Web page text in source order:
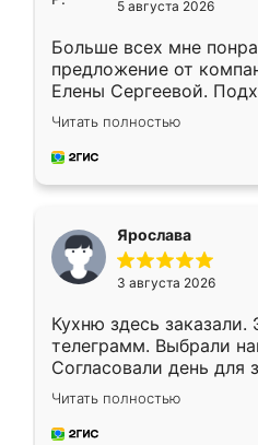
5 августа 2026
Больше всех мне
предложение от
Елены Сергеевой.
короткие сроки
для замера сотрудник
предложил по моему
Читать полностью
Ярослава
3 августа 2026
Кухню здесь
телеграмм. Выбрали
Согласовали день для
недели кухня была уже
довольны работой.
мебель за
Читать полностью